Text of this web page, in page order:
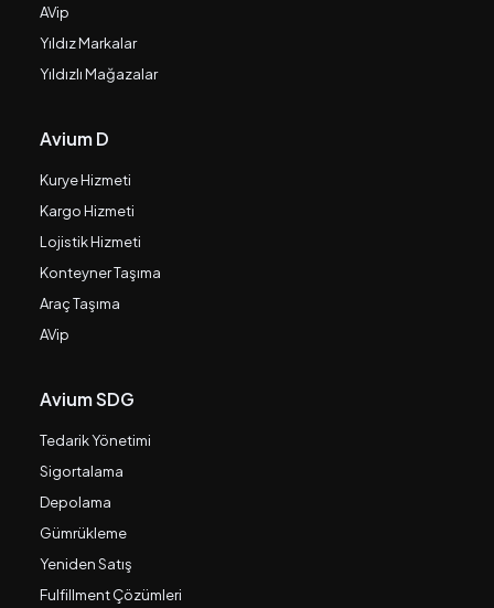
AVip
Yıldız Markalar
Yıldızlı Mağazalar
Avium D
Kurye Hizmeti
Kargo Hizmeti
Lojistik Hizmeti
Konteyner Taşıma
Araç Taşıma
AVip
Avium SDG
Tedarik Yönetimi
Sigortalama
Depolama
Gümrükleme
Yeniden Satış
Fulfillment Çözümleri